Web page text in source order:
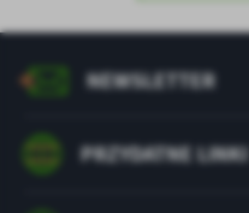
PRZYDATNE LINKI
NEWSLETTER